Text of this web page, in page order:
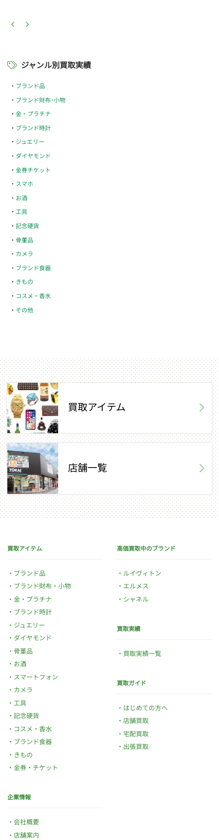
ジャンル別買取実績
ブランド品
ブランド財布･小物
金・プラチナ
ブランド時計
ジュエリー
ダイヤモンド
金券チケット
スマホ
お酒
工具
記念硬貨
骨董品
カメラ
ブランド食器
きもの
コスメ・香水
その他
買取アイテム
店舗一覧
買取アイテム
ブランド品
ブランド財布・小物
金・プラチナ
ブランド時計
ジュエリー
ダイヤモンド
骨董品
お酒
スマートフォン
カメラ
工具
記念硬貨
コスメ・香水
ブランド食器
きもの
金券・チケット
高価買取中のブランド
ルイヴィトン
エルメス
シャネル
買取実績
買取実績一覧
買取ガイド
はじめての方へ
店舗買取
宅配買取
出張買取
企業情報
会社概要
店舗案内